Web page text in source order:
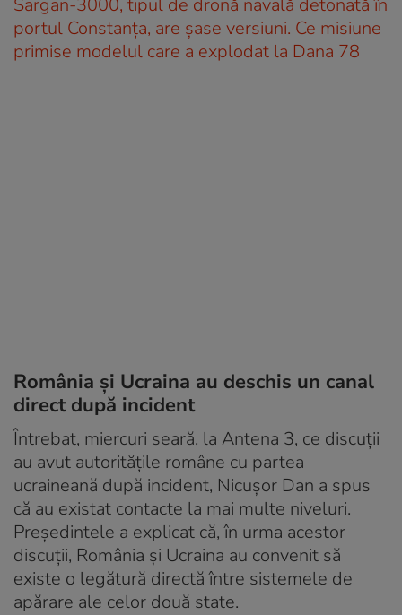
portul Constanța, are șase versiuni. Ce misiune
primise modelul care a explodat la Dana 78
România și Ucraina au deschis un canal
direct după incident
Întrebat, miercuri seară, la Antena 3, ce discuții
au avut autoritățile române cu partea
ucraineană după incident, Nicușor Dan a spus
că au existat contacte la mai multe niveluri.
Președintele a explicat că, în urma acestor
discuții, România și Ucraina au convenit să
existe o legătură directă între sistemele de
apărare ale celor două state.